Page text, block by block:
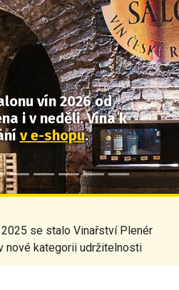
vín 2026od
i v neděli.Vína k
v e-shopu.
Další
se stalo Vinařství Plenér
nové kategorii udržitelnosti